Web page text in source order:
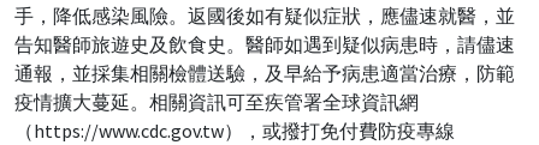
手，降低感染風險。返國後如有疑似症狀，應儘速就醫，並
告知醫師旅遊史及飲食史。醫師如遇到疑似病患時，請儘速
通報，並採集相關檢體送驗，及早給予病患適當治療，防範
疫情擴大蔓延。相關資訊可至疾管署全球資訊網
（https://www.cdc.gov.tw），或撥打免付費防疫專線